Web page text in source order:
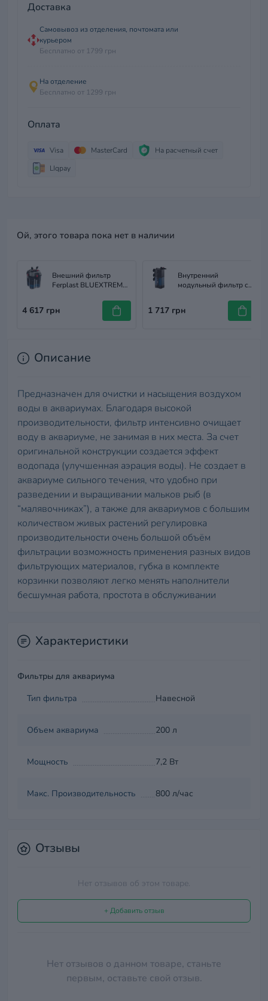
Доставка
Самовывоз из отделения, почтомата или
курьером
Бесплатно от 1799 грн
На отделение
Бесплатно от 1299 грн
Оплата
Visa MasterCard
На расчетный счет
LIqpay
Ой, этого товара пока нет в наличии
Внешний фильтр
Ferplast BLUEXTREME
4 617 грн
Внутренний
модульный фильтр с
потоком Ferplast
Blumodular 1
1 717 грн
Описание
Предназначен для очистки и насыщения воздухом
воды в аквариумах. Благодаря высокой
производительности, фильтр интенсивно очищает
воду в аквариуме, не занимая в них места. За счет
оригинальной конструкции создается эффект
водопада (улучшенная аэрация воды). Не создает в
аквариуме сильного течения, что удобно при
разведении и выращивании мальков рыб (в
“малявочниках”), а также для аквариумов с большим
количеством живых растений регулировка
производительности очень большой объём
фильтрации возможность применения разных видов
фильтрующих материалов, губка в комплекте
корзинки позволяют легко менять наполнители
бесшумная работа, простота в обслуживании
Характеристики
Фильтры для аквариума
Тип фильтра
Навесной
Объем аквариума 200 л
Мощность 7,2 Вт
Макс. Производительность 800 л/час
Отзывы
Нет отзывов об этом товаре.
+ Добавить отзыв
Нет отзывов о данном товаре, станьте
первым, оставьте свой отзыв.